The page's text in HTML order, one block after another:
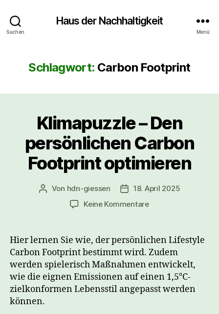
Suchen
Haus der Nachhaltigkeit
Menü
Schlagwort: Carbon Footprint
Klimapuzzle – Den
persönlichen Carbon
Footprint optimieren
Beitragsautor
Von hdn-giessen Veröffentlichungsdatum
18. April 2025
Keine Kommentarezu
Den
persönlichen
Carbon
Footprint
optimieren
Hier lernen Sie wie, der persönlichen Lifestyle
Carbon Footprint bestimmt wird. Zudem
werden spielerisch Maßnahmen entwickelt,
wie die eignen Emissionen auf einen 1,5°C-
zielkonformen Lebensstil angepasst werden
können.